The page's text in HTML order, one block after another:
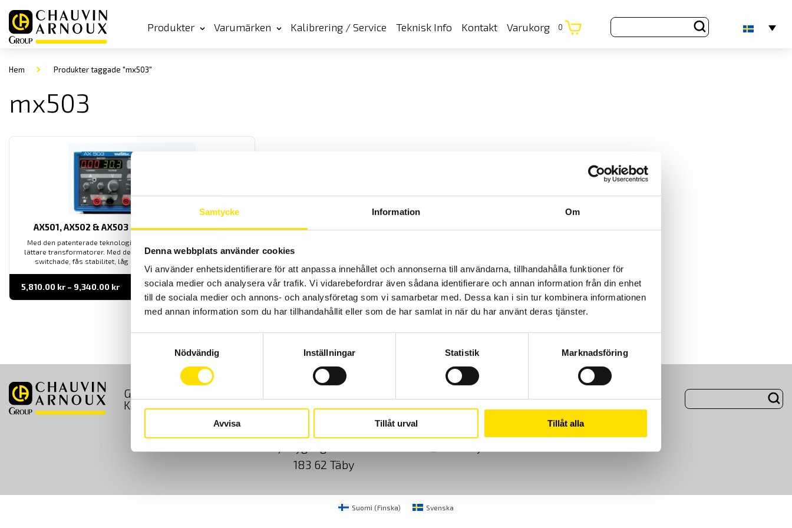
Samtycke Information Om
Denna webbplats använder cookies
Vi använder enhetsidentifierare för att anpassa innehållet och annonserna till användarna, tillhandahålla funktioner för
sociala medier och analysera vår trafik. Vi vidarebefordrar även sådana identifierare och annan information från din enhet
till de sociala medier och annons- och analysföretag som vi samarbetar med. Dessa kan i sin tur kombinera informationen
med annan information som du har tillhandahållit eller som de har samlat in när du har använt deras tjänster.
Nödvändig
Inställningar Statistik Marknadsföring
Avvisa Tillåt urval Tillåt alla
Produkter Varumärken Kalibrering / Service Teknisk Info Kontakt Varukorg 0
Hem Produkter taggade "mx503"
mx503
AX501, AX502 & AX503 Likspänningsaggregat
Med den patenterade teknologin från Metrix fås effektivare och
lättare transformatorer. Med dessa linjära aggregat, som inte är
switchade, fås stabilitet, låg ljudnivå samt snabb uppstart.
5,810.00 kr – 9,340.00 krPrisintervall:
5,810.00 kr
till
9,340.00 kr
LÄS MER
GDPR
Kontakt
183 62 Täby
08-50 52 68 00
Suomi (Finska) Svenska